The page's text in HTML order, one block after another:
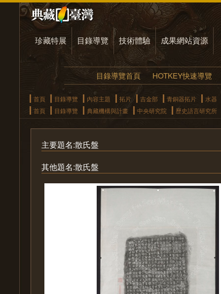
珍藏特展 目錄導覽 技術體驗 成果網站資源
目錄導覽首頁 HOTKEY快速導覽
首頁 目錄導覽 內容主題 拓片 吉金部 青銅器拓片
水器
首頁
目錄導覽 典藏機構與計畫 中央研究院 歷史語言研究所
主要題名:散氏盤
其他題名:散氏盤